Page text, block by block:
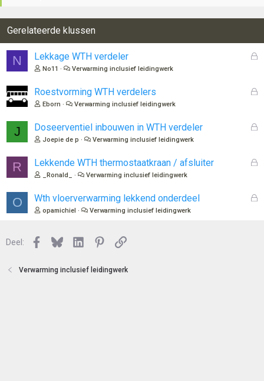
Gerelateerde klussen
N
G
n
Lekkage WTH verdeler
No11 Verwarming inclusief leidingwerk
G
n
Roestvorming WTH verdelers
Eborn Verwarming inclusief leidingwerk
J
G
n
Doseerventiel inbouwen in WTH verdeler
Joepie de p Verwarming inclusief leidingwerk
R
G
Lekkende WTH thermostaatkraan / afsluiter
_Ronald_ Verwarming inclusief leidingwerk
O
G
Wth vloerverwarming lekkend onderdeel
opamichiel Verwarming inclusief leidingwerk
Deel: Facebook
BlueskyLinkedInPinterest
Link
Verwarming inclusief leidingwerk